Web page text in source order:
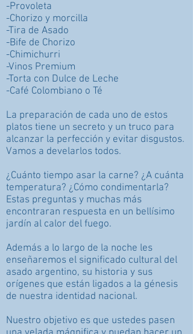
-Provoleta
-Chorizo y morcilla
-Tira de Asado
-Bife de Chorizo
-Chimichurri
-Vinos Premium
-Torta con Dulce de Leche
-Café Colombiano o Té
La preparación de cada uno de estos
platos tiene un secreto y un truco para
alcanzar la perfección y evitar disgustos.
Vamos a develarlos todos.
¿Cuánto tiempo asar la carne? ¿A cuánta
temperatura? ¿Cómo condimentarla?
Estas preguntas y muchas más
encontraran respuesta en un bellísimo
jardín al calor del fuego.
Además a lo largo de la noche les
enseñaremos el significado cultural del
asado argentino, su historia y sus
orígenes que están ligados a la génesis
de nuestra identidad nacional.
Nuestro objetivo es que ustedes pasen